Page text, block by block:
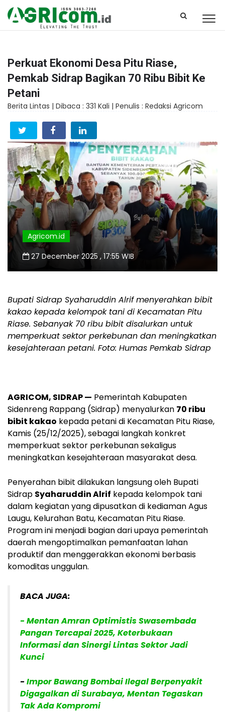
Perkuat Ekonomi Desa Pitu Riase,
Pemkab Sidrap Bagikan 70 Ribu Bibit Ke
Petani
Berita Lintas | Dibaca : 331 Kali | Penulis : Redaksi Agricom
Agricom.id
27 December 2025 , 17:55 WIB
Bupati Sidrap Syaharuddin Alrif menyerahkan bibit
kakao kepada kelompok tani di Kecamatan Pitu
Riase. Sebanyak 70 ribu bibit disalurkan untuk
memperkuat sektor perkebunan dan meningkatkan
kesejahteraan petani. Foto: Humas Pemkab Sidrap
AGRICOM, SIDRAP — Pemerintah Kabupaten
Sidenreng Rappang (Sidrap) menyalurkan 70 ribu
bibit kakao kepada petani di Kecamatan Pitu Riase,
Kamis (25/12/2025), sebagai langkah konkret
memperkuat sektor perkebunan sekaligus
meningkatkan kesejahteraan masyarakat desa.
Penyerahan bibit dilakukan langsung oleh Bupati
Sidrap Syaharuddin Alrif kepada kelompok tani
dalam kegiatan yang dipusatkan di kediaman Agus
Laugu, Kelurahan Batu, Kecamatan Pitu Riase.
Program ini menjadi bagian dari upaya pemerintah
daerah mengoptimalkan pemanfaatan lahan
produktif dan menggerakkan ekonomi berbasis
komoditas unggulan.
BACA JUGA:
- Mentan Amran Optimistis Swasembada
Pangan Tercapai 2025, Keterbukaan
Informasi dan Sinergi Lintas Sektor Jadi
Kunci
-Impor Bawang Bombai Ilegal Berpenyakit
Digagalkan di Surabaya, Mentan Tegaskan
Tak Ada Kompromi